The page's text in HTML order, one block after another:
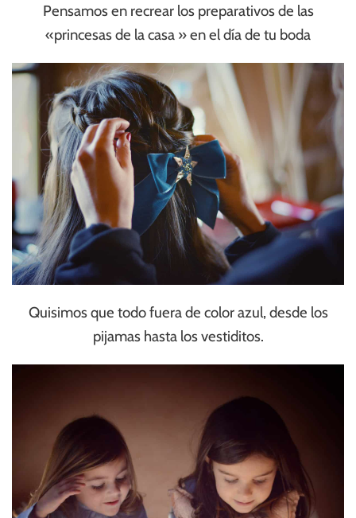
Pensamos en recrear los preparativos de las
«princesas de la casa » en el día de tu boda
Quisimos que todo fuera de color azul, desde los
pijamas hasta los vestiditos.